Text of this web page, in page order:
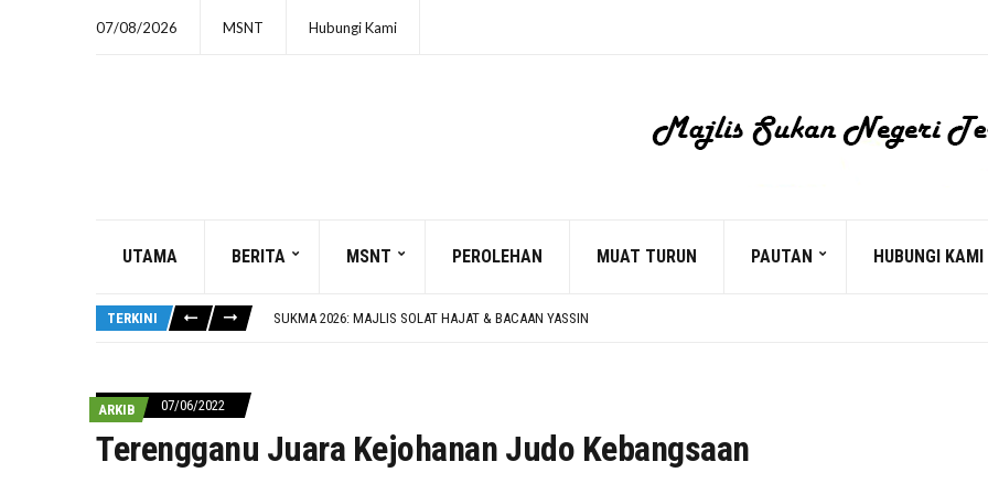
07/08/2026 MSNT Hubungi Kami
UTAMA BERITA MSNT PEROLEHAN MUAT TURUN PAUTAN HUBUNGI KAMI
TERKINI
SUKMA 2026: MAJLIS SOLAT HAJAT & BACAAN YASSIN
ARKIB 07/06/2022
Terengganu Juara Kejohanan Judo Kebangsaan